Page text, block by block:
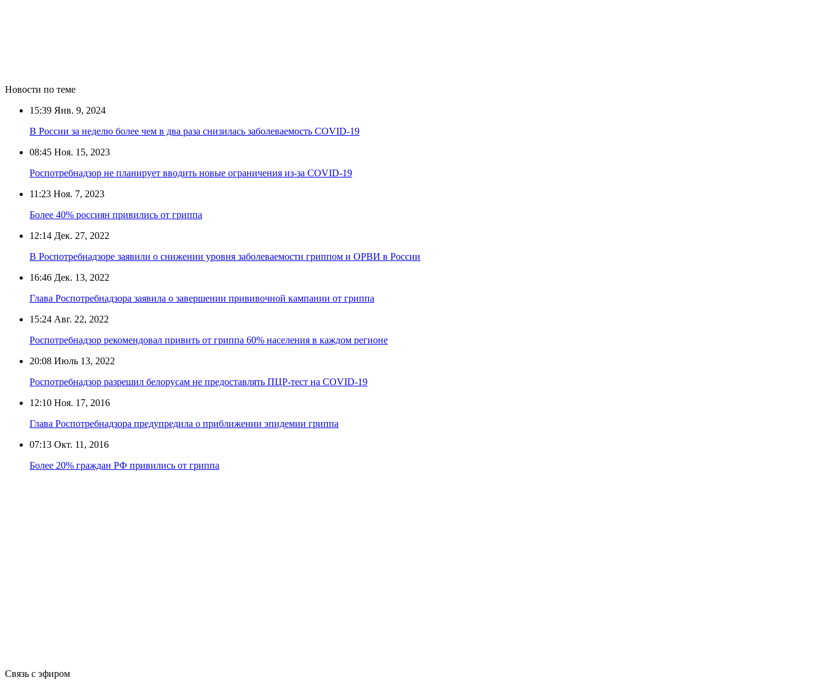
Новости по теме
15:39 Янв. 9, 2024
В России за неделю более чем в два раза снизилась заболеваемость COVID-19
08:45 Ноя. 15, 2023
Роспотребнадзор не планирует вводить новые ограничения из-за COVID-19
11:23 Ноя. 7, 2023
Более 40% россиян привились от гриппа
12:14 Дек. 27, 2022
В Роспотребнадзоре заявили о снижении уровня заболеваемости гриппом и ОРВИ в России
16:46 Дек. 13, 2022
Глава Роспотребнадзора заявила о завершении прививочной кампании от гриппа
15:24 Авг. 22, 2022
Роспотребнадзор рекомендовал привить от гриппа 60% населения в каждом регионе
20:08 Июль 13, 2022
Роспотребнадзор разрешил белорусам не предоставлять ПЦР-тест на COVID-19
12:10 Ноя. 17, 2016
Глава Роспотребнадзора предупредила о приближении эпидемии гриппа
07:13 Окт. 11, 2016
Более 20% граждан РФ привились от гриппа
Связь с эфиром